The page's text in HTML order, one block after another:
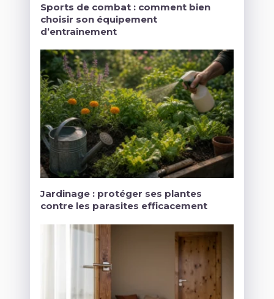
Sports de combat : comment bien
choisir son équipement
d’entraînement
Jardinage : protéger ses plantes
contre les parasites efficacement